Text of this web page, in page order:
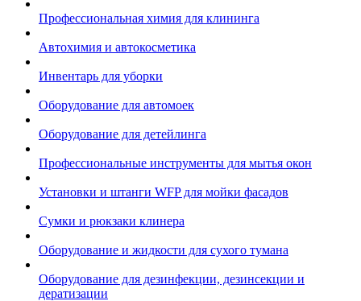
Профессиональная химия для клининга
Автохимия и автокосметика
Инвентарь для уборки
Оборудование для автомоек
Оборудование для детейлинга
Профессиональные инструменты для мытья окон
Установки и штанги WFP для мойки фасадов
Сумки и рюкзаки клинера
Оборудование и жидкости для сухого тумана
Оборудование для дезинфекции, дезинсекции и
дератизации